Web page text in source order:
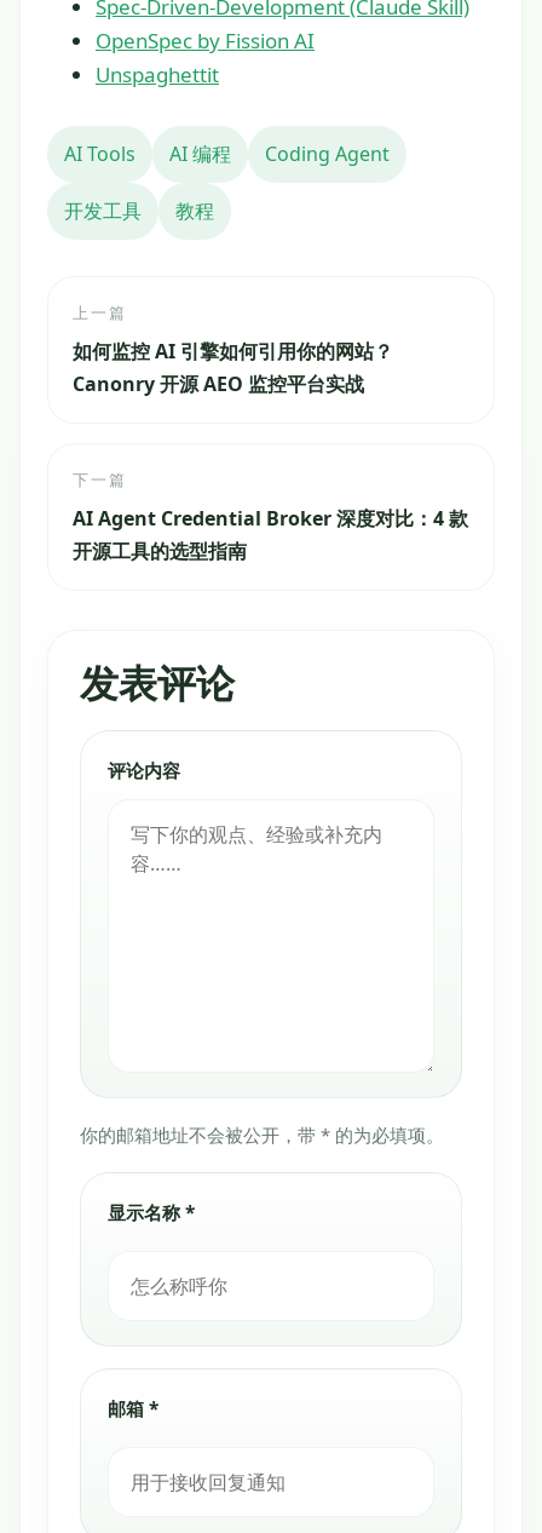
Spec-Driven-Development (Claude Skill)
OpenSpec by Fission AI
Unspaghettit
AI Tools AI 编程 Coding Agent
开发工具 教程
上一篇
如何监控 AI 引擎如何引用你的网站？
Canonry 开源 AEO 监控平台实战
下一篇
AI Agent Credential Broker 深度对比：4 款
开源工具的选型指南
发表评论
你的邮箱地址不会被公开，带 * 的为必填项。
评论内容
显示名称 *
邮箱 *